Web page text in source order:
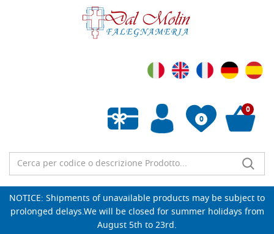
0
Empty wishlist
0
NOTICE: Shipments of unavailable products may be subject to
prolonged delays.We will be closed for summer holidays from
August 5th to 23rd.